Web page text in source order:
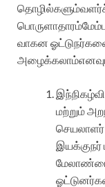
தொழில்களும்
பொருளாதாரம்
வாகன
அழைக்கலாம்
மற்றும்
செயலாளர்
இயக்குநர்